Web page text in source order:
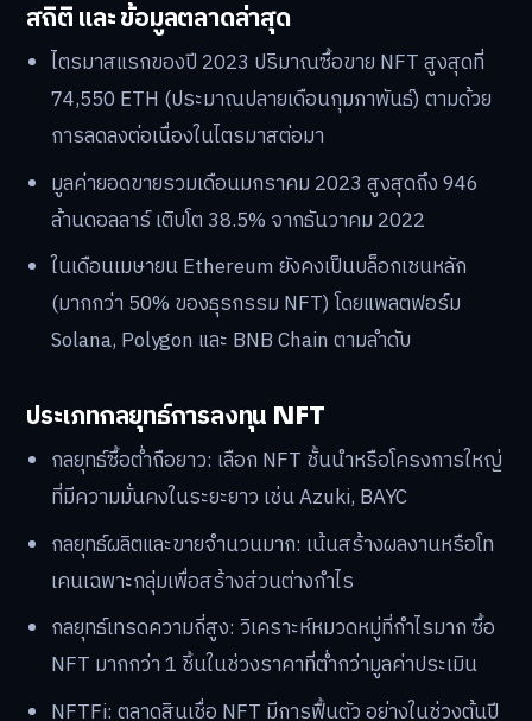
สถิติ และ ข้อมูลตลาดล่าสุด
ไตรมาสแรกของปี 2023 ปริมาณซื้อขาย NFT สูงสุดที่
74,550 ETH (ประมาณปลายเดือนกุมภาพันธ์) ตามด้วย
การลดลงต่อเนื่องในไตรมาสต่อมา
มูลค่ายอดขายรวมเดือนมกราคม 2023 สูงสุดถึง 946
ล้านดอลลาร์ เติบโต 38.5% จากธันวาคม 2022
ในเดือนเมษายน Ethereum ยังคงเป็นบล็อกเชนหลัก
(มากกว่า 50% ของธุรกรรม NFT) โดยแพลตฟอร์ม
Solana, Polygon และ BNB Chain ตามลำดับ
ประเภทกลยุทธ์การลงทุน NFT
กลยุทธ์ซื้อต่ำถือยาว: เลือก NFT ชั้นนำหรือโครงการใหญ่
ที่มีความมั่นคงในระยะยาว เช่น Azuki, BAYC
กลยุทธ์ผลิตและขายจำนวนมาก: เน้นสร้างผลงานหรือโท
เคนเฉพาะกลุ่มเพื่อสร้างส่วนต่างกำไร
กลยุทธ์เทรดความถี่สูง: วิเคราะห์หมวดหมู่ที่กำไรมาก ซื้อ
NFT มากกว่า 1 ชิ้นในช่วงราคาที่ต่ำกว่ามูลค่าประเมิน
NFTFi: ตลาดสินเชื่อ NFT มีการฟื้นตัว อย่างในช่วงต้นปี